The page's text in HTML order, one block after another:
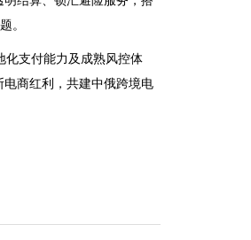
。
化支付能力及成熟风控体
商红利，共建中俄跨境电